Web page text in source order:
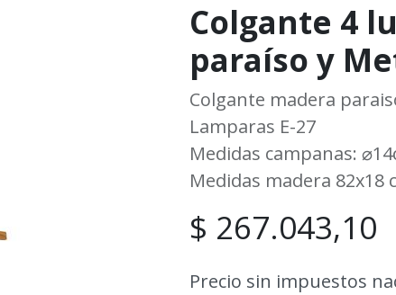
Colgante 4
paraíso y
Colgante madera
Lamparas E-27
Medidas campanas:
Medidas madera 82x18
$ 267.043,10
Precio sin impuestos